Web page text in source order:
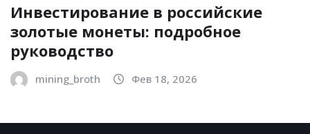
Инвестирование в российские
золотые монеты: подробное
руководство
mining_broth Фев 18, 2026